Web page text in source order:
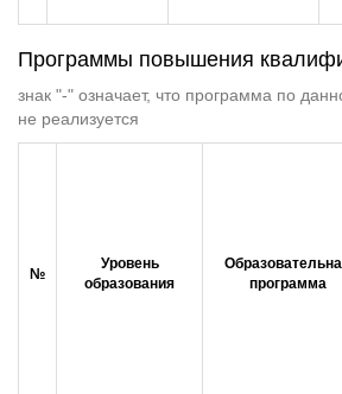
Программы повышения
знак "-" означает, что программа по
не реализуется
№
Уровень
образования
программа